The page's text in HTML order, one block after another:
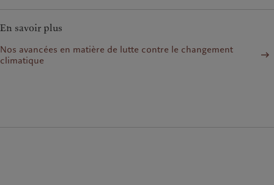
En savoir plus
Nos avancées en matière de lutte contre le changement
climatique